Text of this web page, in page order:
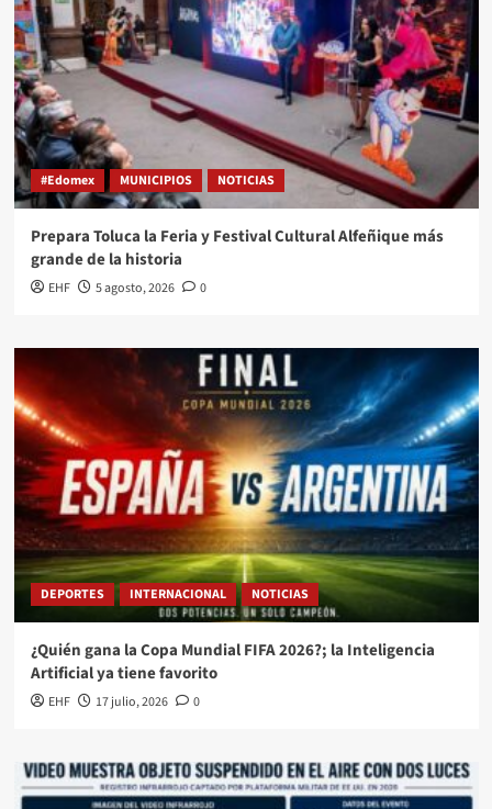
#Edomex MUNICIPIOS NOTICIAS
Prepara Toluca la Feria y Festival Cultural Alfeñique más
grande de la historia
EHF 5 agosto, 2026 0
DEPORTES INTERNACIONAL NOTICIAS
¿Quién gana la Copa Mundial FIFA 2026?; la Inteligencia
Artificial ya tiene favorito
EHF 17 julio, 2026 0